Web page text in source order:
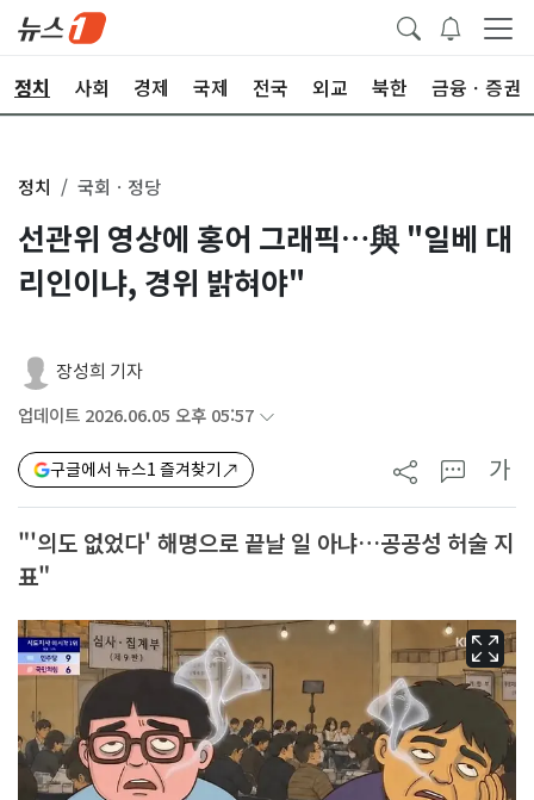
정치 사회 경제 국제 전국 외교 북한 금융ㆍ증권
정치 국회ㆍ정당
선관위 영상에 홍어 그래픽…與 "일베 대
리인이냐, 경위 밝혀야"
장성희 기자
업데이트 2026.06.05 오후 05:57
구글에서 뉴스1 즐겨찾기 가
"'의도 없었다' 해명으로 끝날 일 아냐…공공성 허술 지
표"